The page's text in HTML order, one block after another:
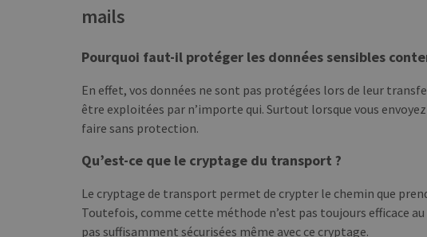
mails
Pourquoi faut-il protéger les données sensibles
En effet, vos données ne sont pas protégées lors de leur
être exploitées par n’importe qui. Surtout lorsque vous
faire sans protection.
Qu’est-ce que le cryptage du transport ?
Le cryptage de transport permet de crypter le chemin que
Toutefois, comme cette méthode n’est pas toujours efficace
pas suffisamment sécurisées même avec ce cryptage.